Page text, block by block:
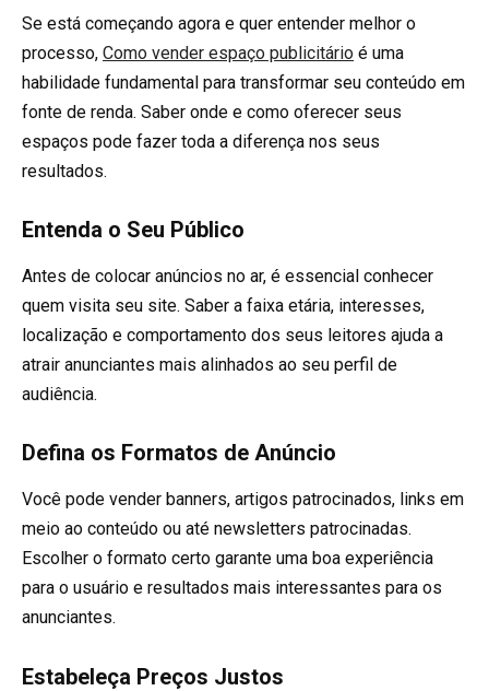
Se está começando agora e quer entender melhor o
processo, Como vender espaço publicitário é uma
habilidade fundamental para transformar seu conteúdo em
fonte de renda. Saber onde e como oferecer seus
espaços pode fazer toda a diferença nos seus
resultados.
Entenda o Seu Público
Antes de colocar anúncios no ar, é essencial conhecer
quem visita seu site. Saber a faixa etária, interesses,
localização e comportamento dos seus leitores ajuda a
atrair anunciantes mais alinhados ao seu perfil de
audiência.
Defina os Formatos de Anúncio
Você pode vender banners, artigos patrocinados, links em
meio ao conteúdo ou até newsletters patrocinadas.
Escolher o formato certo garante uma boa experiência
para o usuário e resultados mais interessantes para os
anunciantes.
Estabeleça Preços Justos